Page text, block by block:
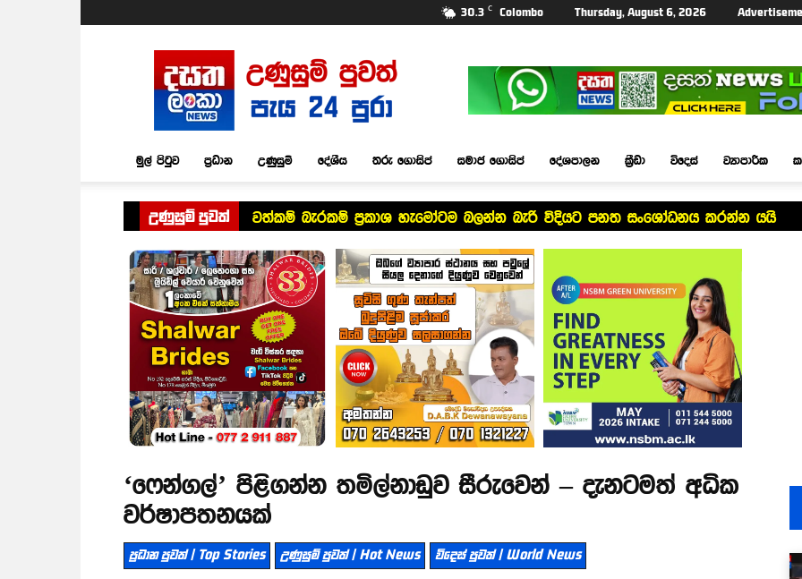
30.3 C Colombo Thursday, August 6, 2026
Dasatha
Lanka
News
මුල් පිටුව ප්‍රධාන උණුසුම් දේශීය තරු ගොසිප් සමාජ ගොසිප් දේශපාලන ක්‍රීඩා විදෙස් ව්‍යාපාරික
උණුසුම් පුවත් වත්කම් බැරකම් ප්‍රකාශ හැමෝටම බලන්න බැරි විදියට පනත සංශෝධනය කරන්න යයි
‘ෆෙන්ගල්’ පිළිගන්න තමිල්නාඩුව සීරුවෙන් – දැනටමත් අධික
වර්ෂාපතනයක්
ප්‍රධාන පුවත් | Top Stories උණුසුම් පුවත් | Hot News විදෙස් පුවත් | World News